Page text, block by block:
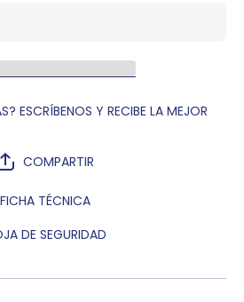
ESCRÍBENOS Y RECIBE LA MEJOR
COMPARTIR
FICHA TÉCNICA
DE SEGURIDAD